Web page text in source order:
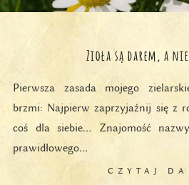
Zioła są darem, a
Pierwsza zasada mojego
brzmi: Najpierw zaprzyjaźnij się z
coś dla siebie… Znajomość
prawidłowego…
CZYTAJ